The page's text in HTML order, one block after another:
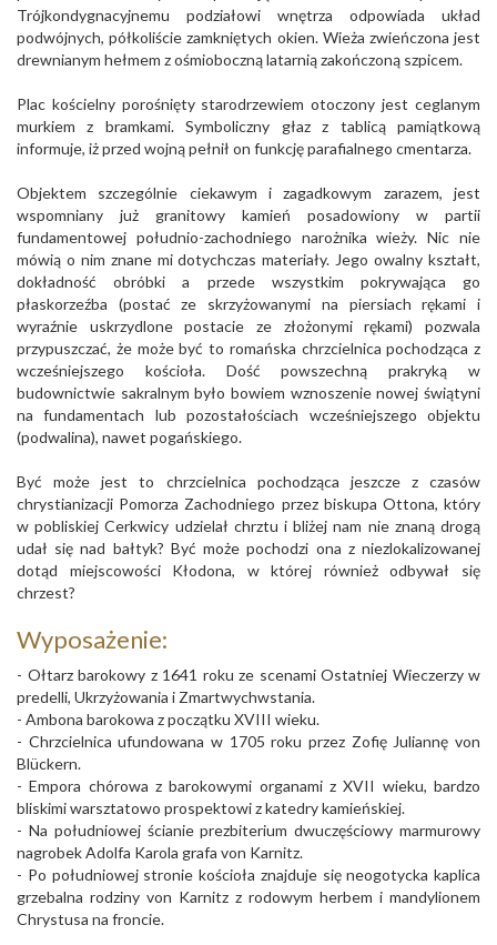
Trójkondygnacyjnemu podziałowi wnętrza odpowiada układ
podwójnych, półkoliście zamkniętych okien. Wieża zwieńczona jest
drewnianym hełmem z ośmioboczną latarnią zakończoną szpicem.
Plac kościelny porośnięty starodrzewiem otoczony jest ceglanym
murkiem z bramkami. Symboliczny głaz z tablicą pamiątkową
informuje, iż przed wojną pełnił on funkcję parafialnego cmentarza.
Objektem szczególnie ciekawym i zagadkowym zarazem, jest
wspomniany już granitowy kamień posadowiony w partii
fundamentowej południo-zachodniego narożnika wieży. Nic nie
mówią o nim znane mi dotychczas materiały. Jego owalny kształt,
dokładność obróbki a przede wszystkim pokrywająca go
płaskorzeźba (postać ze skrzyżowanymi na piersiach rękami i
wyraźnie uskrzydlone postacie ze złożonymi rękami) pozwala
przypuszczać, że może być to romańska chrzcielnica pochodząca z
wcześniejszego kościoła. Dość powszechną prakryką w
budownictwie sakralnym było bowiem wznoszenie nowej świątyni
na fundamentach lub pozostałościach wcześniejszego objektu
(podwalina), nawet pogańskiego.
Być może jest to chrzcielnica pochodząca jeszcze z czasów
chrystianizacji Pomorza Zachodniego przez biskupa Ottona, który
w pobliskiej Cerkwicy udzielał chrztu i bliżej nam nie znaną drogą
udał się nad bałtyk? Być może pochodzi ona z niezlokalizowanej
dotąd miejscowości Kłodona, w której również odbywał się
chrzest?
Wyposażenie:
- Ołtarz barokowy z 1641 roku ze scenami Ostatniej Wieczerzy w
predelli, Ukrzyżowania i Zmartwychwstania.
- Ambona barokowa z początku XVIII wieku.
- Chrzcielnica ufundowana w 1705 roku przez Zofię Juliannę von
Blückern.
- Empora chórowa z barokowymi organami z XVII wieku, bardzo
bliskimi warsztatowo prospektowi z katedry kamieńskiej.
- Na południowej ścianie prezbiterium dwuczęściowy marmurowy
nagrobek Adolfa Karola grafa von Karnitz.
- Po południowej stronie kościoła znajduje się neogotycka kaplica
grzebalna rodziny von Karnitz z rodowym herbem i mandylionem
Chrystusa na froncie.